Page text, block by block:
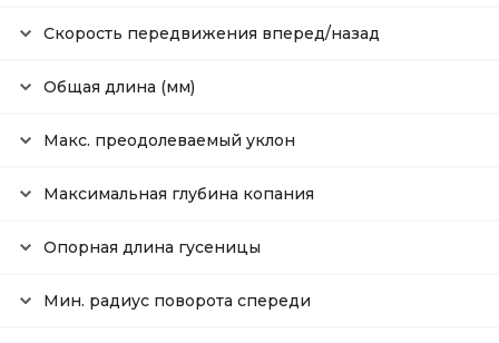
Скорость передвижения вперед/назад
Общая длина (мм)
Макс. преодолеваемый уклон
Максимальная глубина копания
Опорная длина гусеницы
Мин. радиус поворота спереди